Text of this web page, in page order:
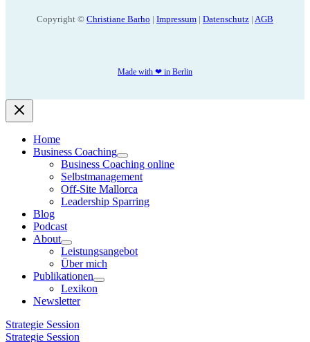
Copyright © Christiane Barho | Impressum | Datenschutz | AGB
Made with ❤ in Berlin
Home
Business Coaching
Business Coaching online
Selbstmanagement
Off-Site Mallorca
Leadership Sparring
Blog
Podcast
About
Leistungsangebot
Über mich
Publikationen
Lexikon
Newsletter
Strategie Session
Strategie Session